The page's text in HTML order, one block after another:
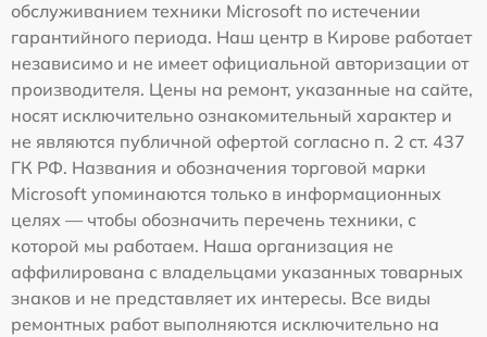
обслуживанием техники Microsoft по истечении
гарантийного периода. Наш центр в Кирове работает
независимо и не имеет официальной авторизации от
производителя. Цены на ремонт, указанные на сайте,
носят исключительно ознакомительный характер и
не являются публичной офертой согласно п. 2 ст. 437
ГК РФ. Названия и обозначения торговой марки
Microsoft упоминаются только в информационных
целях — чтобы обозначить перечень техники, с
которой мы работаем. Наша организация не
аффилирована с владельцами указанных товарных
знаков и не представляет их интересы. Все виды
ремонтных работ выполняются исключительно на